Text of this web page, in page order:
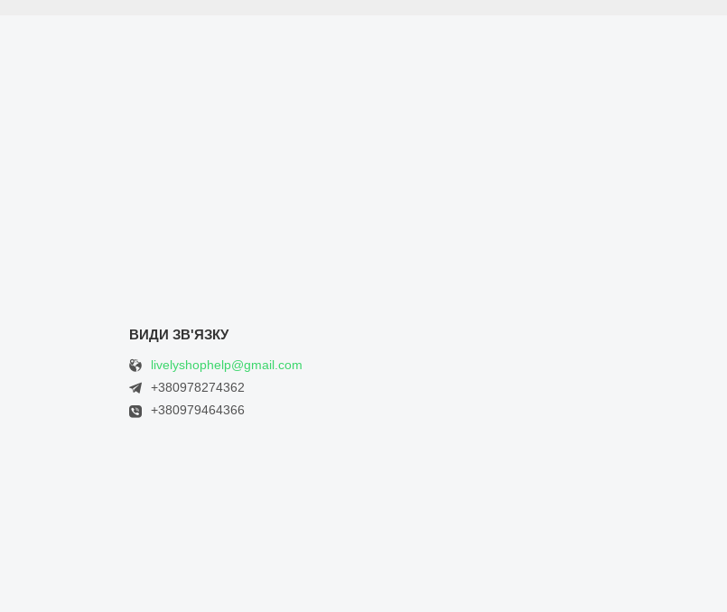
livelyshophelp@gmail.com
+380978274362
+380979464366